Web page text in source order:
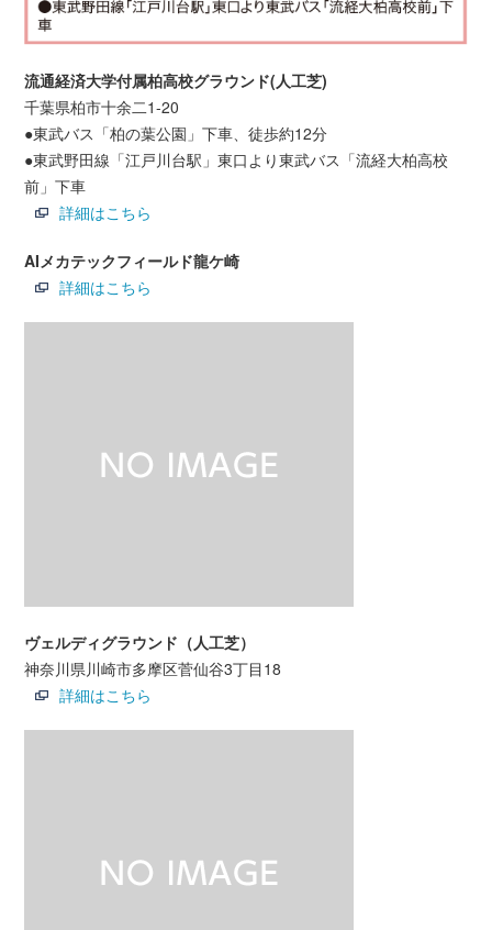
流通経済大学付属柏高校グラウンド(人工芝)
千葉県柏市十余二1-20
●東武バス「柏の葉公園」下車、徒歩約12分
●東武野田線「江戸川台駅」東口より東武バス「流経大柏高校
前」下車
詳細はこちら
AIメカテックフィールド龍ケ崎
詳細はこちら
ヴェルディグラウンド（人工芝）
神奈川県川崎市多摩区菅仙谷3丁目18
詳細はこちら